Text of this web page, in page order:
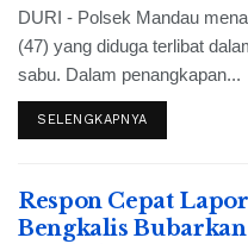
DURI - Polsek Mandau
(47) yang diduga terlibat
sabu. Dalam penangkapan...
SELENGKAPNYA
Respon Cepat
Bengkalis